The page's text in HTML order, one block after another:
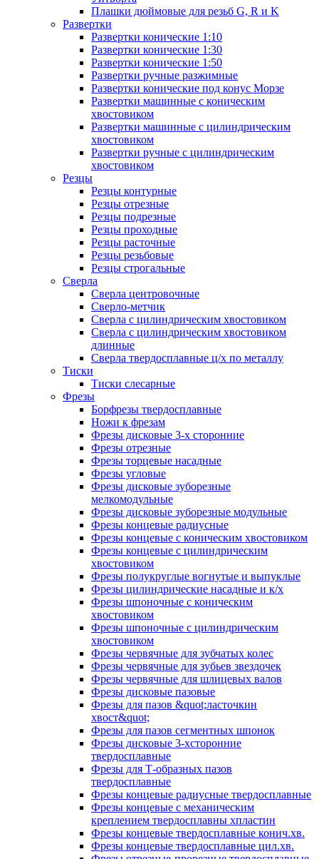
Плашки дюймовые для резьб G, R и K
Развертки
Развертки конические 1:10
Развертки конические 1:30
Развертки конические 1:50
Развертки ручные разжимные
Развертки конические под конус Морзе
Развертки машинные с коническим
хвостовиком
Развертки машинные с цилиндрическим
хвостовиком
Развертки ручные с цилиндрическим
хвостовиком
Резцы
Резцы контурные
Резцы отрезные
Резцы подрезные
Резцы проходные
Резцы расточные
Резцы резьбовые
Резцы строгальные
Сверла
Сверла центровочные
Сверло-метчик
Сверла с цилиндрическим хвостовиком
Сверла с цилиндрическим хвостовиком
длинные
Сверла твердосплавные ц/х по металлу
Тиски
Тиски слесарные
Фрезы
Борфрезы твердосплавные
Ножи к фрезам
Фрезы дисковые 3-х сторонние
Фрезы отрезные
Фрезы торцевые насадные
Фрезы угловые
Фрезы дисковые зуборезные
мелкомодульные
Фрезы дисковые зуборезные модульные
Фрезы концевые радиусные
Фрезы концевые с коническим хвостовиком
Фрезы концевые с цилиндрическим
хвостовиком
Фрезы полукруглые вогнутые и выпуклые
Фрезы цилиндрические насадные и к/х
Фрезы шпоночные с коническим
хвостовиком
Фрезы шпоночные с цилиндрическим
хвостовиком
Фрезы червячные для зубчатых колес
Фрезы червячные для зубьев звездочек
Фрезы червячные для шлицевых валов
Фрезы дисковые пазовые
Фрезы для пазов &quot;ласточкин
хвост&quot;
Фрезы для пазов сегментных шпонок
Фрезы дисковые 3-хсторонние
твердосплавные
Фрезы для Т-образных пазов
твердосплавные
Фрезы концевые радиусные твердосплавные
Фрезы концевые с механическим
креплением твердосплавны хпластин
Фрезы концевые твердосплавные конич.хв.
Фрезы концевые твердосплавные цил.хв.